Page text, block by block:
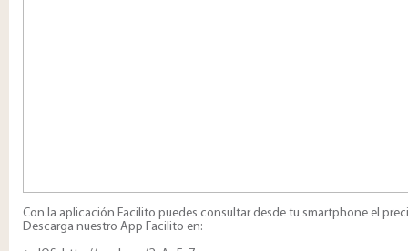
Con la aplicación Facilito puedes consultar desde tu smartphone el
Descarga nuestro App Facilito en: